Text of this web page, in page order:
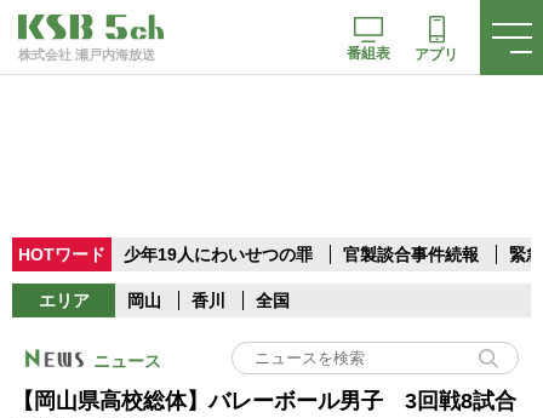
株式会社 瀬戸内海放送 番組表 アプリ
HOTワード 少年19人にわいせつの罪 官製談合事件続報 緊
エリア 岡山 香川 全国
ニュース
【岡山県高校総体】バレーボール男子 3回戦8試合